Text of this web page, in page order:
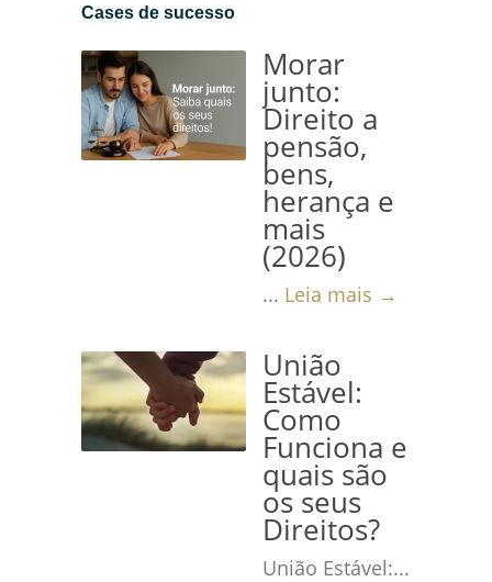
suas operações e sua saúde
Leia mais →
Cases de sucesso
Morar
junto:
Direito a
pensão,
bens,
herança e
mais
(2026)
... Leia mais →
União
Estável:
Como
Funciona e
quais são
os seus
Direitos?
União Estável:...